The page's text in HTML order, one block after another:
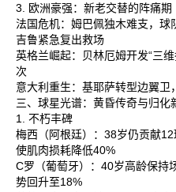
3. 欧洲豪强：新老交替的阵痛期
法国危机‌：姆巴佩独木难支，
吉鲁紧急复出救场‌
英格兰崛起‌：贝林厄姆开发“三
次‌
意大利重生‌：基耶萨转型边翼卫
三、球星光谱：黄昏传奇与归化
1. 不朽丰碑
梅西‌（阿根廷）：38岁仍贡献
使肌肉损耗降低40%‌
C罗‌（葡萄牙）：40岁高龄保持
势回升至18%‌